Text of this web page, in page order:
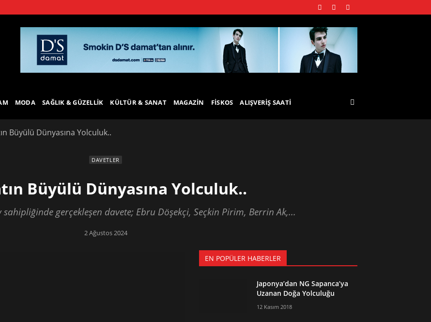
MODA SAĞLIK & GÜZELLIK KÜLTÜR & SANAT MAGAZIN FISKOS ALIŞVERIŞ SAATI
Büyülü Dünyasına Yolculuk..
DAVETLER
Büyülü Dünyasına Yolculuk..
gerçekleşen davete; Ebru Döşekçi, Seçkin Pirim, Berrin Ak,...
2 Ağustos 2024
EN POPÜLER HABERLER
Japonya’dan NG Sapanca’ya
Uzanan Doğa Yolculuğu
12 Kasım 2018